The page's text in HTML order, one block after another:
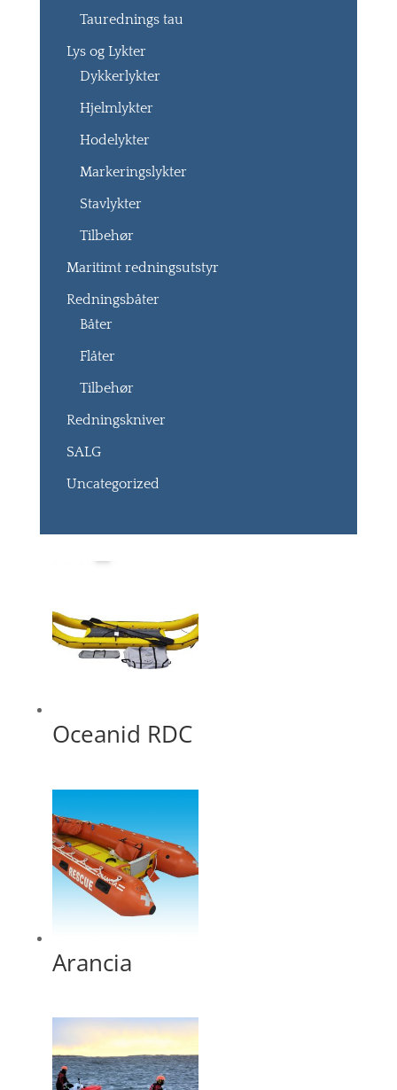
Taurednings tau
Lys og Lykter
Dykkerlykter
Hjelmlykter
Hodelykter
Markeringslykter
Stavlykter
Tilbehør
Maritimt redningsutstyr
Redningsbåter
Båter
Flåter
Tilbehør
Redningskniver
SALG
Uncategorized
Oceanid RDC
Arancia